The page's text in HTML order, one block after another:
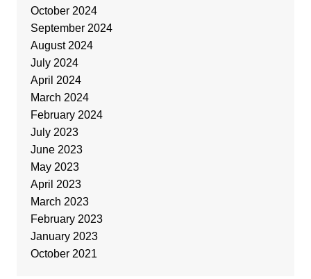
October 2024
September 2024
August 2024
July 2024
April 2024
March 2024
February 2024
July 2023
June 2023
May 2023
April 2023
March 2023
February 2023
January 2023
October 2021